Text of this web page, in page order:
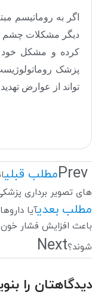
اگر به روماتیسم
دیگر مشکلات چشم
کرده و مشکل خود
پزشک
تواند از عوارض
Prevمطلب قبلی
های تصویر برداری
مطلب بعدیآیا
باعث افزایش فشار
شوند؟Next
دیدگاهتان را